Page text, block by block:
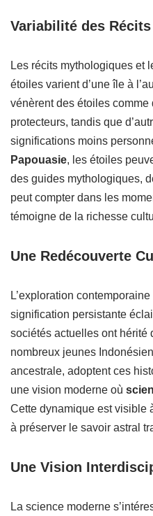
Variabilité des
Les récits mythologiques et
étoiles varient d’une île à
vénèrent des étoiles
protecteurs, tandis que
significations moins
Papouasie, les étoiles
des guides mythologiques,
peut compter dans les
témoigne de la richesse
Une Redécouverte
L’exploration
signification persistante
sociétés actuelles ont hérité
nombreux jeunes
ancestrale, adoptent ces
une vision moderne où
Cette dynamique est visible
à préserver le savoir astral
Une Vision
La science moderne